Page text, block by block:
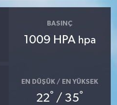
BASINÇ
1009 HPA hpa
EN DÜŞÜK / EN YÜKSEK
22° / 35°